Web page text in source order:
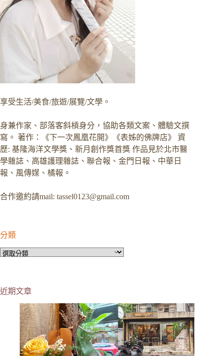
享受生活/美食/旅遊/展覽/文學。
身兼作家、部落客斜槓身分，協助各類文案、體驗文撰
寫。 著作：《下一次鳳凰花開》《表姊的佛牌店》 資
歷: 基隆海洋文學獎、新月創作獎首獎 作品見於北市醫
學雜誌、高雄護理雜誌、聯合報、金門日報、中華日
報、風傳媒、橘報。
合作邀約請mail: tassel0123@gmail.com
分類
分
近期文章